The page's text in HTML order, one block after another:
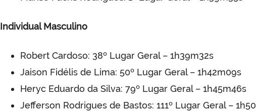
Individual Masculino
Robert Cardoso: 38º Lugar Geral – 1h39m32s
Jaison Fidélis de Lima: 50º Lugar Geral – 1h42m09s
Heryc Eduardo da Silva: 79º Lugar Geral – 1h45m46s
Jefferson Rodrigues de Bastos: 111º Lugar Geral –